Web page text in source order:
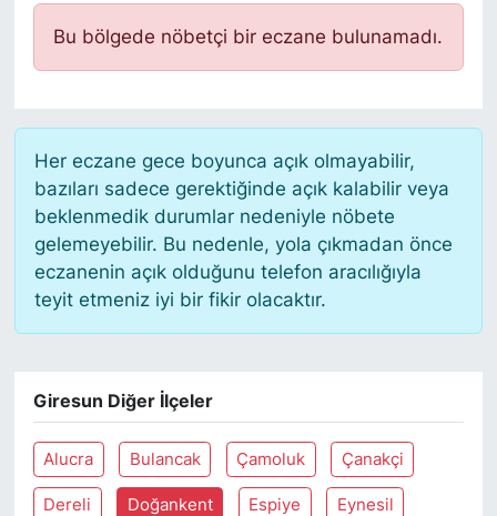
Bu bölgede nöbetçi bir eczane bulunamadı.
Her eczane gece boyunca açık olmayabilir,
bazıları sadece gerektiğinde açık kalabilir veya
beklenmedik durumlar nedeniyle nöbete
gelemeyebilir. Bu nedenle, yola çıkmadan önce
eczanenin açık olduğunu telefon aracılığıyla
teyit etmeniz iyi bir fikir olacaktır.
Giresun Diğer İlçeler
Alucra Bulancak Çamoluk Çanakçi
Dereli Doğankent Espiye Eynesil